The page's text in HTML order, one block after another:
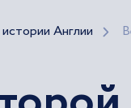
Англии